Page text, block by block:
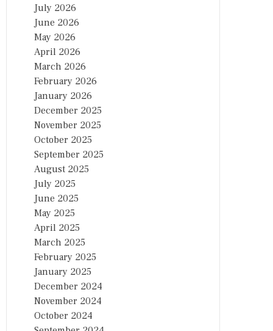
July 2026
June 2026
May 2026
April 2026
March 2026
February 2026
January 2026
December 2025
November 2025
October 2025
September 2025
August 2025
July 2025
June 2025
May 2025
April 2025
March 2025
February 2025
January 2025
December 2024
November 2024
October 2024